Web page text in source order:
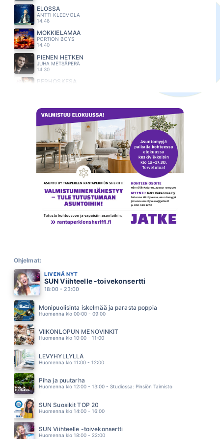
ELOSSA
ANTTI KLEEMOLA
14.46
MÖKKIELÄMÄÄ
PORTION BOYS
14.40
PIENEN HETKEN
JUHA METSÄPERÄ
14.30
PERHOSKESA
OLLI HALONEN
14.13
KULTAISTA HIEKKAA
JOHANNA PAKONEN
14.04
KAUNIS TYTTO
MARKKU ARO
13.55
EILEN TIELLE LAULOIN
JÄRVENSIVU
13.51
MARISKA
13.46
UNELMAVÄVYT
13.34
OLET UNENI KAUNEIN
JOHANNA KURKELA
13.27
ARTTU WISKARI
13.20
JUICE LESKINEN
13.11
FINLANDERS
13.07
Ohjelmat:
LIVENÄ NYT
SUN Viihteelle -toivekonsertti
18:00 - 23:00
Monipuolisinta iskelmää ja parasta poppia
Huomenna klo 00:00 - 09:00
VIIKONLOPUN MENOVINKIT
Huomenna klo 10:00 - 11:00
LEVYHYLLYLLÄ
Huomenna klo 11:00 - 12:00
Piha ja puutarha
Huomenna klo 12:00 - 13:00 - Studiossa: Pinsiön Taimisto
SUN Suosikit TOP 20
Huomenna klo 14:00 - 16:00
SUN Viihteelle -toivekonsertti
Huomenna klo 18:00 - 22:00